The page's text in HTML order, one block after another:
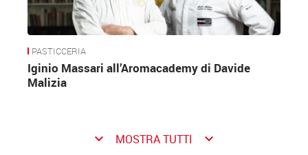
PASTICCERIA
Iginio Massari all’Aromacademy di Davide
Malizia
keyboard_arrow_down MOSTRA TUTTI keyboard_arrow_down